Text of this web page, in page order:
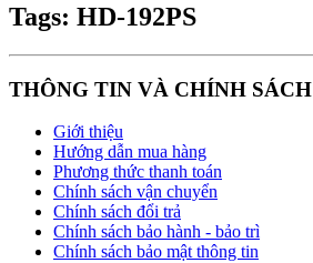
Tags: HD-192PS
THÔNG TIN VÀ CHÍNH SÁCH
Giới thiệu
Hướng dẫn mua hàng
Phương thức thanh toán
Chính sách vận chuyển
Chính sách đổi trả
Chính sách bảo hành - bảo trì
Chính sách bảo mật thông tin